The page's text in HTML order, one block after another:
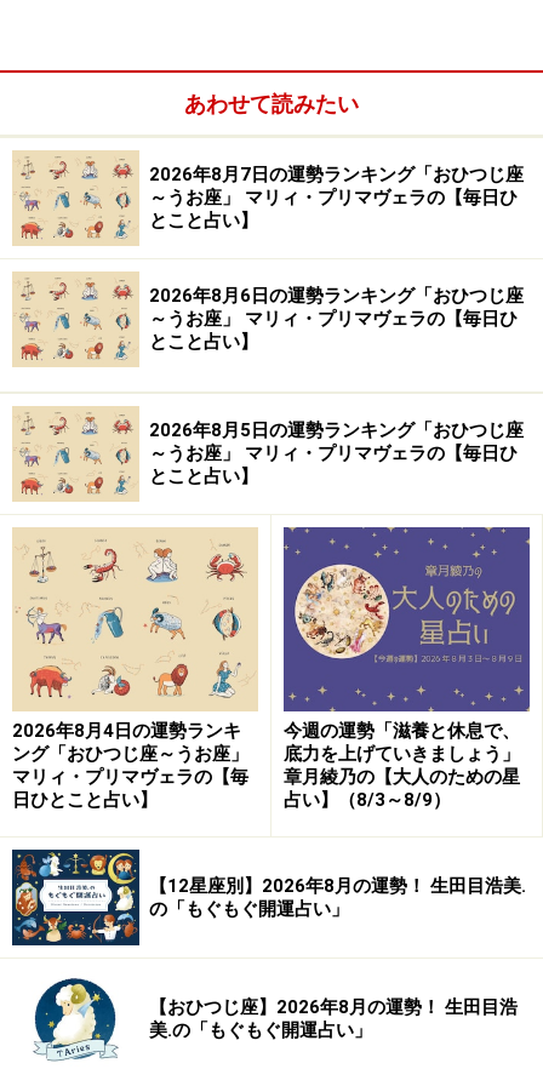
＞今週の運勢！ 章月綾乃の【大人のための星占い】
10位：さそり座／蠍座（10月24日～11月22
日生まれ）
気を使うと墓穴を掘りそう。他人への干渉はほどほど
に。
＞今週の運勢！ 章月綾乃の【大人のための星占い】
9位：てんびん座／天秤座（9月23日～10月
23日生まれ）
交際費がかさみそう。人付き合いも倹約を考えた方がい
いかも。
あわせて読みたい
2026年8月7日の運勢ランキング「おひつじ座
～うお座」 マリィ・プリマヴェラの【毎日ひ
とこと占い】
2026年8月6日の運勢ランキング「おひつじ座
～うお座」 マリィ・プリマヴェラの【毎日ひ
とこと占い】
2026年8月5日の運勢ランキング「おひつじ座
～うお座」 マリィ・プリマヴェラの【毎日ひ
とこと占い】
2026年8月4日の運勢ランキ
ング「おひつじ座～うお座」
マリィ・プリマヴェラの【毎
日ひとこと占い】
今週の運勢「滋養と休息で、
底力を上げていきましょう」
章月綾乃の【大人のための星
占い】（8/3～8/9）
【12星座別】2026年8月の運勢！ 生田目浩美.
の「もぐもぐ開運占い」
【おひつじ座】2026年8月の運勢！ 生田目浩
美.の「もぐもぐ開運占い」